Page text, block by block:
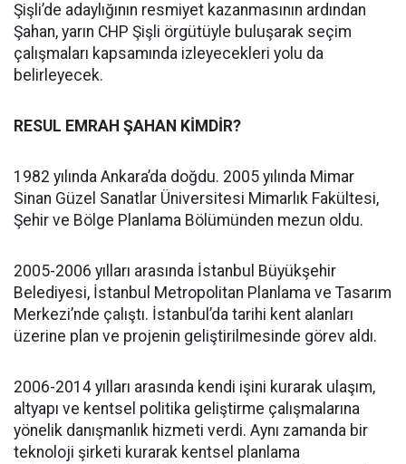
Şişli’de adaylığının resmiyet kazanmasının ardından
Şahan, yarın CHP Şişli örgütüyle buluşarak seçim
çalışmaları kapsamında izleyecekleri yolu da
belirleyecek.
RESUL EMRAH ŞAHAN KİMDİR?
1982 yılında Ankara’da doğdu. 2005 yılında Mimar
Sinan Güzel Sanatlar Üniversitesi Mimarlık Fakültesi,
Şehir ve Bölge Planlama Bölümünden mezun oldu.
2005-2006 yılları arasında İstanbul Büyükşehir
Belediyesi, İstanbul Metropolitan Planlama ve Tasarım
Merkezi’nde çalıştı. İstanbul’da tarihi kent alanları
üzerine plan ve projenin geliştirilmesinde görev aldı.
2006-2014 yılları arasında kendi işini kurarak ulaşım,
altyapı ve kentsel politika geliştirme çalışmalarına
yönelik danışmanlık hizmeti verdi. Aynı zamanda bir
teknoloji şirketi kurarak kentsel planlama